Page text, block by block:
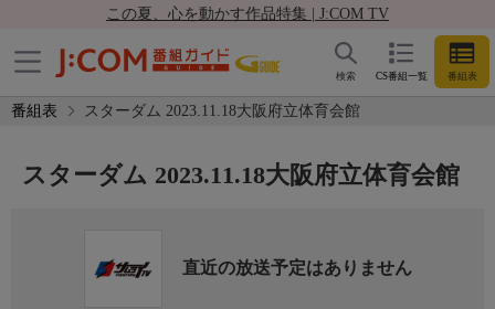
この夏、心を動かす作品特集 | J:COM TV
CS番組一覧 番組表
検索
番組表 スターダム 2023.11.18大阪府立体育会館
スターダム 2023.11.18大阪府立体育会館
直近の放送予定はありません